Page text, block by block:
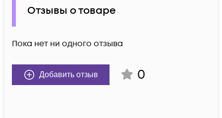
Отзывы о товаре
Пока нет ни одного отзыва
Добавить отзыв 0